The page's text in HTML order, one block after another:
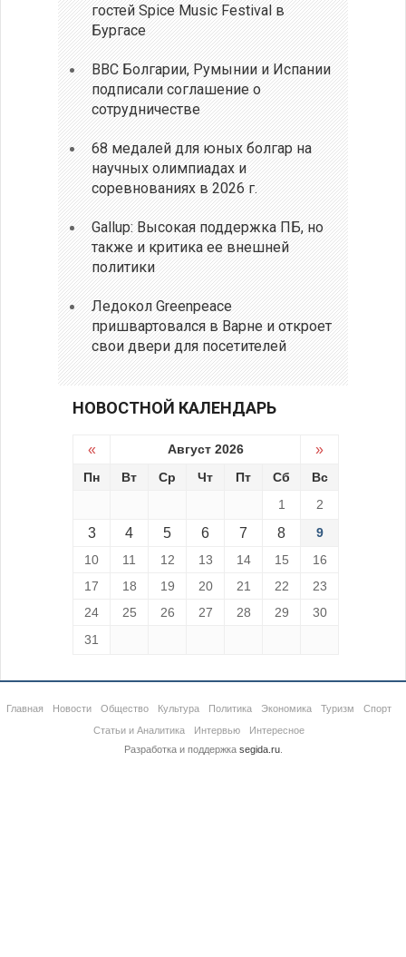
гостей Spice Music Festival в
Бургасе
ВВС Болгарии, Румынии и Испании
подписали соглашение о
сотрудничестве
68 медалей для юных болгар на
научных олимпиадах и
соревнованиях в 2026 г.
Gallup: Высокая поддержка ПБ, но
также и критика ее внешней
политики
Ледокол Greenpeace
пришвартовался в Варне и откроет
свои двери для посетителей
НОВОСТНОЙ КАЛЕНДАРЬ
« Август 2026 »
Пн Вт Ср Чт Пт Сб
Вс
1
2
3 4 5 6 7 8
9
10
11 12 13 14 15
16
17
18 19 20 21 22
23
24
25 26 27 28 29
30
31
Главная Новости Общество Культура Политика Экономика Туризм
Спорт
Статьи и Аналитика
Интервью
Интересное
Разработка и поддержка segida.ru.